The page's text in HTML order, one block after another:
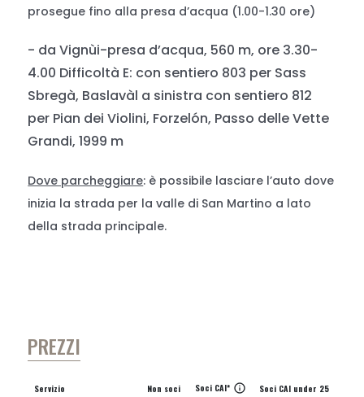
prosegue fino alla presa d’acqua (1.00-1.30 ore)
- da Vignùi-presa d’acqua, 560 m, ore 3.30-
4.00 Difficoltà E: con sentiero 803 per Sass
Sbregà, Baslavàl a sinistra con sentiero 812
per Pian dei Violini, Forzelón, Passo delle Vette
Grandi, 1999 m
Dove parcheggiare: è possibile lasciare l’auto dove
inizia la strada per la valle di San Martino a lato
della strada principale.
PREZZI
Servizio Non soci Soci CAI* info Soci CAI under 25